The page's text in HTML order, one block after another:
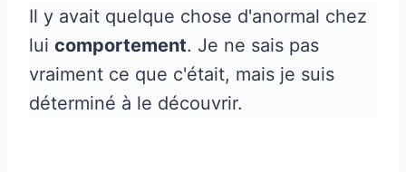
Il y avait quelque chose d'anormal chez
lui comportement. Je ne sais pas
vraiment ce que c'était, mais je suis
déterminé à le découvrir.